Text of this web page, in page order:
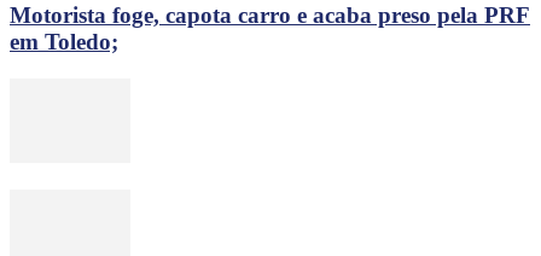
Motorista foge, capota carro e acaba preso pela PRF
em Toledo;